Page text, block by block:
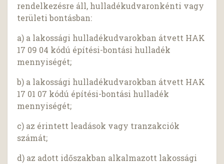
rendelkezésre áll, hulladékudvaronkénti vagy
területi bontásban:
a) a lakossági hulladékudvarokban átvett HAK
17 09 04 kódú építési-bontási hulladék
mennyiségét;
b) a lakossági hulladékudvarokban átvett HAK
17 01 07 kódú építési-bontási hulladék
mennyiségét;
c) az érintett leadások vagy tranzakciók
számát;
d) az adott időszakban alkalmazott lakossági